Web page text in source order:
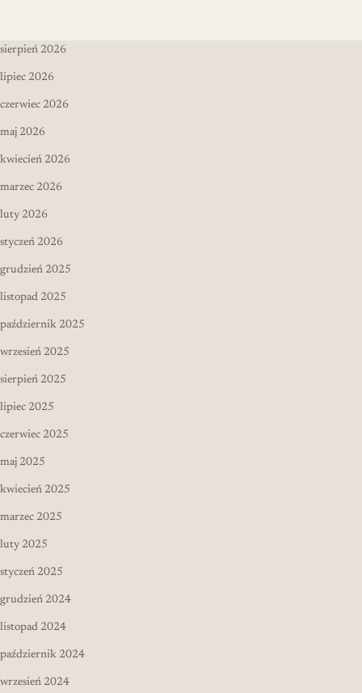
sierpień 2026
lipiec 2026
czerwiec 2026
maj 2026
kwiecień 2026
marzec 2026
luty 2026
styczeń 2026
grudzień 2025
listopad 2025
październik 2025
wrzesień 2025
sierpień 2025
lipiec 2025
czerwiec 2025
maj 2025
kwiecień 2025
marzec 2025
luty 2025
styczeń 2025
grudzień 2024
listopad 2024
październik 2024
wrzesień 2024